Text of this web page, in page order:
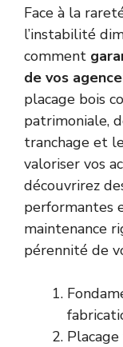
Face à la
l’instabilité
comment
de vos
placage bois
patrimoniale,
tranchage et
valoriser vos
découvrirez
performantes
maintenance
pérennité de